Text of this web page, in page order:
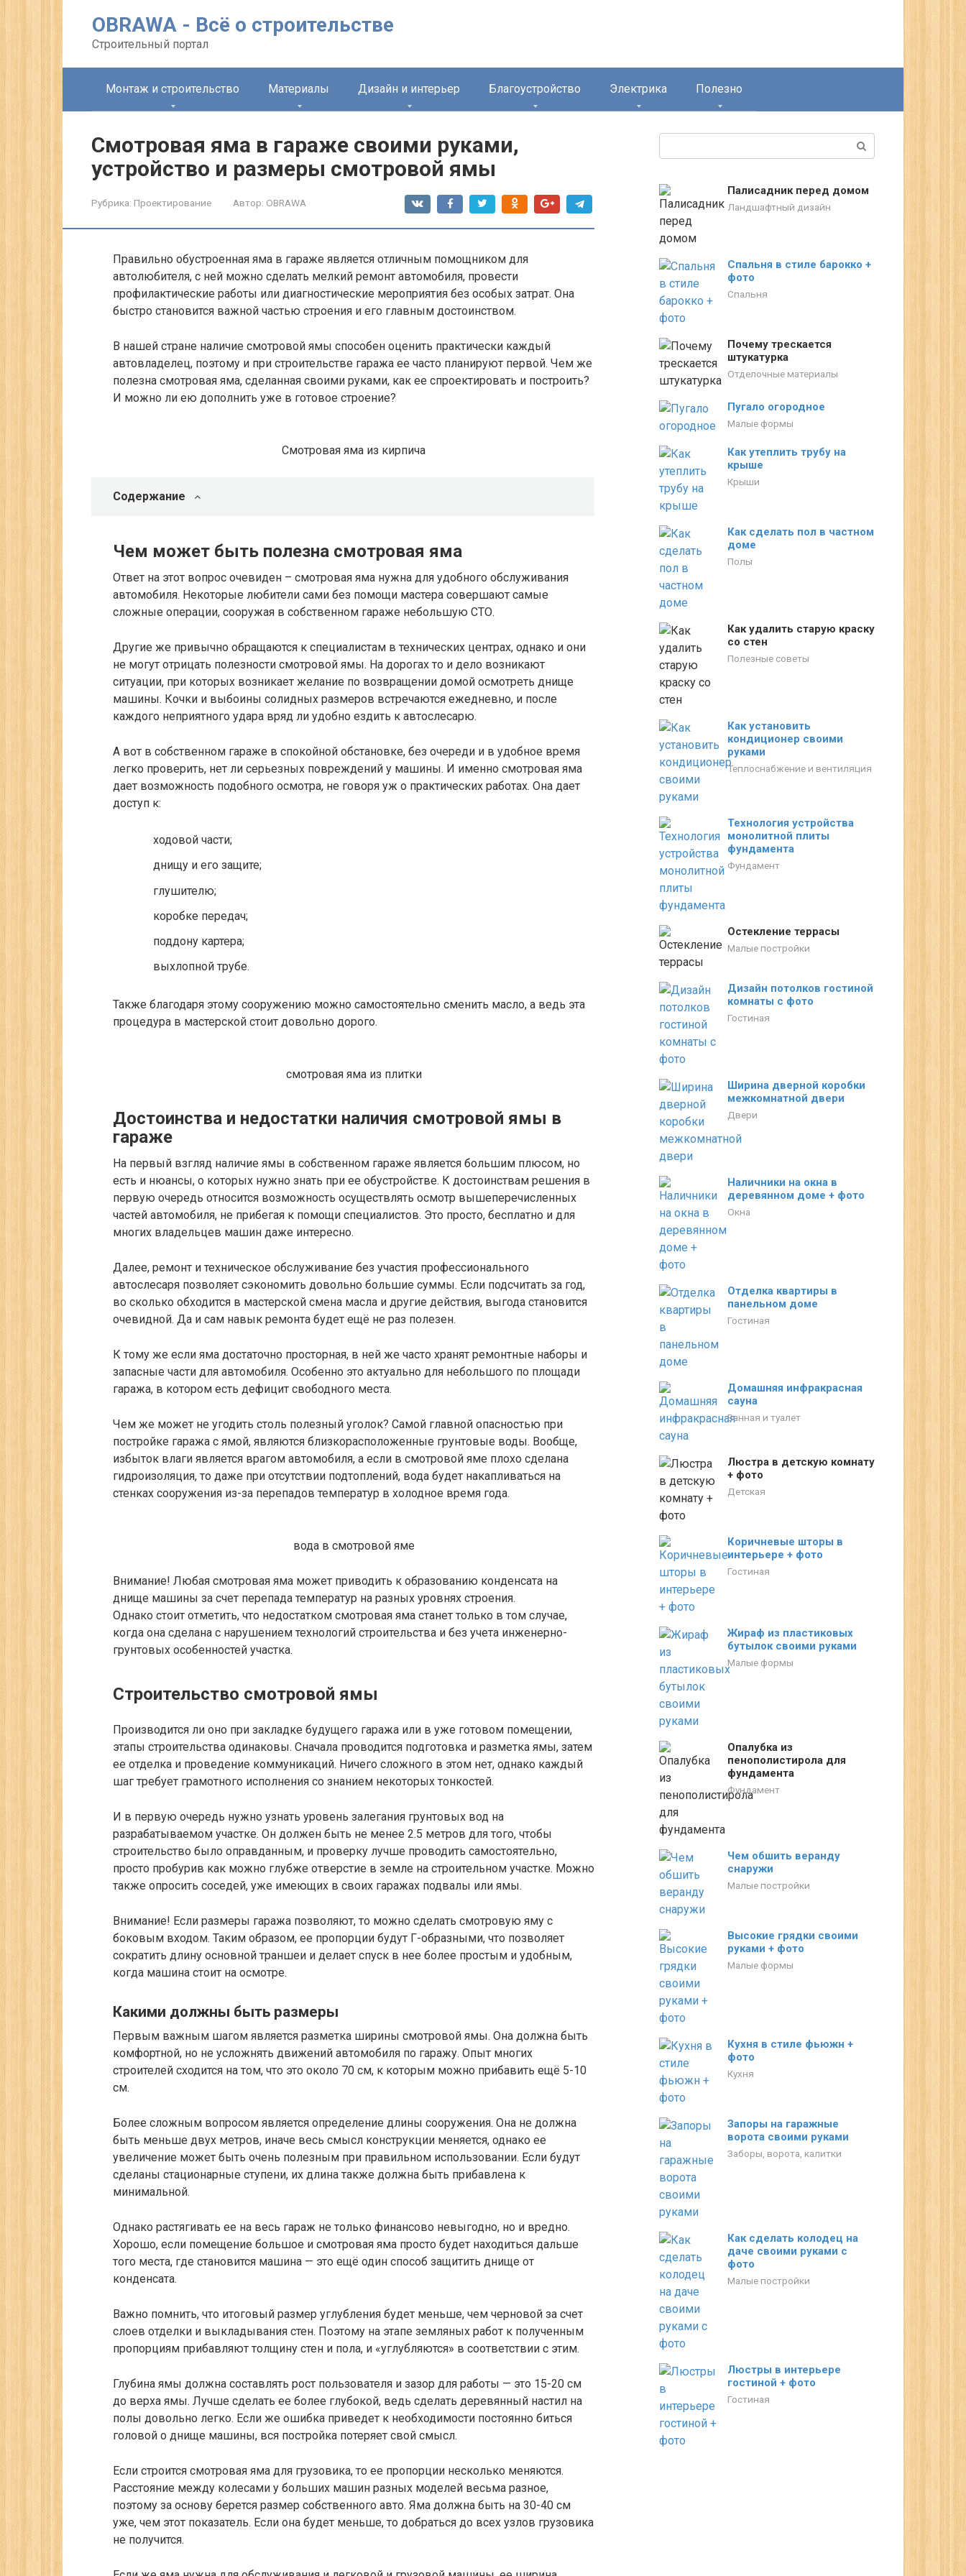
OBRAWA - Всё о строительстве
Строительный портал
Монтаж и строительство Материалы Дизайн и интерьер Благоустройство Электрика Полезно
Смотровая яма в гараже своими руками,
устройство и размеры смотровой ямы
Рубрика: Проектирование Автор: OBRAWA
Правильно обустроенная яма в гараже является отличным помощником для
автолюбителя, с ней можно сделать мелкий ремонт автомобиля, провести
профилактические работы или диагностические мероприятия без особых затрат. Она
быстро становится важной частью строения и его главным достоинством.
В нашей стране наличие смотровой ямы способен оценить практически каждый
автовладелец, поэтому и при строительстве гаража ее часто планируют первой. Чем же
полезна смотровая яма, сделанная своими руками, как ее спроектировать и построить?
И можно ли ею дополнить уже в готовое строение?
Смотровая яма из кирпича
Содержание
Чем может быть полезна смотровая яма
Ответ на этот вопрос очевиден – смотровая яма нужна для удобного обслуживания
автомобиля. Некоторые любители сами без помощи мастера совершают самые
сложные операции, сооружая в собственном гараже небольшую СТО.
Другие же привычно обращаются к специалистам в технических центрах, однако и они
не могут отрицать полезности смотровой ямы. На дорогах то и дело возникают
ситуации, при которых возникает желание по возвращении домой осмотреть днище
машины. Кочки и выбоины солидных размеров встречаются ежедневно, и после
каждого неприятного удара вряд ли удобно ездить к автослесарю.
А вот в собственном гараже в спокойной обстановке, без очереди и в удобное время
легко проверить, нет ли серьезных повреждений у машины. И именно смотровая яма
дает возможность подобного осмотра, не говоря уж о практических работах. Она дает
доступ к:
ходовой части;
днищу и его защите;
глушителю;
коробке передач;
поддону картера;
выхлопной трубе.
Также благодаря этому сооружению можно самостоятельно сменить масло, а ведь эта
процедура в мастерской стоит довольно дорого.
смотровая яма из плитки
Достоинства и недостатки наличия смотровой ямы в
гараже
На первый взгляд наличие ямы в собственном гараже является большим плюсом, но
есть и нюансы, о которых нужно знать при ее обустройстве. К достоинствам решения в
первую очередь относится возможность осуществлять осмотр вышеперечисленных
частей автомобиля, не прибегая к помощи специалистов. Это просто, бесплатно и для
многих владельцев машин даже интересно.
Далее, ремонт и техническое обслуживание без участия профессионального
автослесаря позволяет сэкономить довольно большие суммы. Если подсчитать за год,
во сколько обходится в мастерской смена масла и другие действия, выгода становится
очевидной. Да и сам навык ремонта будет ещё не раз полезен.
К тому же если яма достаточно просторная, в ней же часто хранят ремонтные наборы и
запасные части для автомобиля. Особенно это актуально для небольшого по площади
гаража, в котором есть дефицит свободного места.
Чем же может не угодить столь полезный уголок? Самой главной опасностью при
постройке гаража с ямой, являются близкорасположенные грунтовые воды. Вообще,
избыток влаги является врагом автомобиля, а если в смотровой яме плохо сделана
гидроизоляция, то даже при отсутствии подтоплений, вода будет накапливаться на
стенках сооружения из-за перепадов температур в холодное время года.
вода в смотровой яме
Внимание! Любая смотровая яма может приводить к образованию конденсата на
днище машины за счет перепада температур на разных уровнях строения.
Однако стоит отметить, что недостатком смотровая яма станет только в том случае,
когда она сделана с нарушением технологий строительства и без учета инженерно-
грунтовых особенностей участка.
Строительство смотровой ямы
Производится ли оно при закладке будущего гаража или в уже готовом помещении,
этапы строительства одинаковы. Сначала проводится подготовка и разметка ямы, затем
ее отделка и проведение коммуникаций. Ничего сложного в этом нет, однако каждый
шаг требует грамотного исполнения со знанием некоторых тонкостей.
И в первую очередь нужно узнать уровень залегания грунтовых вод на
разрабатываемом участке. Он должен быть не менее 2.5 метров для того, чтобы
строительство было оправданным, и проверку лучше проводить самостоятельно,
просто пробурив как можно глубже отверстие в земле на строительном участке. Можно
также опросить соседей, уже имеющих в своих гаражах подвалы или ямы.
Внимание! Если размеры гаража позволяют, то можно сделать смотровую яму с
боковым входом. Таким образом, ее пропорции будут Г-образными, что позволяет
сократить длину основной траншеи и делает спуск в нее более простым и удобным,
когда машина стоит на осмотре.
Какими должны быть размеры
Первым важным шагом является разметка ширины смотровой ямы. Она должна быть
комфортной, но не усложнять движений автомобиля по гаражу. Опыт многих
строителей сходится на том, что это около 70 см, к которым можно прибавить ещё 5-10
см.
Более сложным вопросом является определение длины сооружения. Она не должна
быть меньше двух метров, иначе весь смысл конструкции меняется, однако ее
увеличение может быть очень полезным при правильном использовании. Если будут
сделаны стационарные ступени, их длина также должна быть прибавлена к
минимальной.
Однако растягивать ее на весь гараж не только финансово невыгодно, но и вредно.
Хорошо, если помещение большое и смотровая яма просто будет находиться дальше
того места, где становится машина — это ещё один способ защитить днище от
конденсата.
Важно помнить, что итоговый размер углубления будет меньше, чем черновой за счет
слоев отделки и выкладывания стен. Поэтому на этапе земляных работ к полученным
пропорциям прибавляют толщину стен и пола, и «углубляются» в соответствии с этим.
Глубина ямы должна составлять рост пользователя и зазор для работы — это 15-20 см
до верха ямы. Лучше сделать ее более глубокой, ведь сделать деревянный настил на
полы довольно легко. Если же ошибка приведет к необходимости постоянно биться
головой о днище машины, вся постройка потеряет свой смысл.
Если строится смотровая яма для грузовика, то ее пропорции несколько меняются.
Расстояние между колесами у больших машин разных моделей весьма разное,
поэтому за основу берется размер собственного авто. Яма должна быть на 30-40 см
уже, чем этот показатель. Если она будет меньше, то добраться до всех узлов грузовика
не получится.
Палисадник перед домом
Ландшафтный дизайн
Спальня в стиле барокко +
фото
Спальня
Почему трескается
штукатурка
Отделочные материалы
Пугало огородное
Малые формы
Как утеплить трубу на
крыше
Крыши
Как сделать пол в частном
доме
Полы
Как удалить старую краску
со стен
Полезные советы
Как установить
кондиционер своими
руками
Теплоснабжение и вентиляция
Технология устройства
монолитной плиты
фундамента
Фундамент
Остекление террасы
Малые постройки
Дизайн потолков гостиной
комнаты с фото
Гостиная
Ширина дверной коробки
межкомнатной двери
Двери
Наличники на окна в
деревянном доме + фото
Окна
Отделка квартиры в
панельном доме
Гостиная
Домашняя инфракрасная
сауна
Ванная и туалет
Люстра в детскую комнату
+ фото
Детская
Коричневые шторы в
интерьере + фото
Гостиная
Жираф из пластиковых
бутылок своими руками
Малые формы
Опалубка из
пенополистирола для
фундамента
Фундамент
Чем обшить веранду
снаружи
Малые постройки
Высокие грядки своими
руками + фото
Малые формы
Кухня в стиле фьюжн +
фото
Кухня
Запоры на гаражные
ворота своими руками
Заборы, ворота, калитки
Как сделать колодец на
даче своими руками с
фото
Малые постройки
Люстры в интерьере
гостиной + фото
Гостиная